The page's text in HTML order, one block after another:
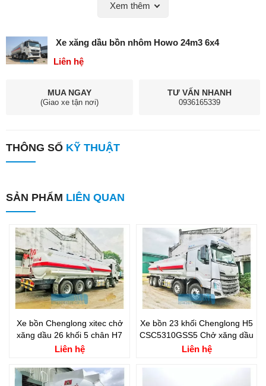
Xem thêm
Xe xăng dầu bồn nhôm Howo 24m3 6x4
Liên hệ
MUA NGAY
(Giao xe tận nơi)
TƯ VẤN NHANH
0936165339
THÔNG SỐ KỸ THUẬT
SẢN PHẨM LIÊN QUAN
Xe bồn Chenglong xitec chở
xăng dầu 26 khối 5 chân H7
Liên hệ
Xe bồn 23 khối Chenglong H5
CSC5310GSS5 Chở xăng dầu
Liên hệ